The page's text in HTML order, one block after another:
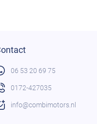
06 53 20 69 75
0172-427035
info@combimotors.nl